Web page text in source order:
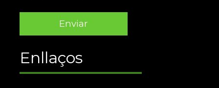
Enllaços